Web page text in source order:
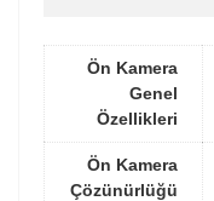
Ön Kamera
Genel
Özellikleri
Ön Kamera
Çözünürlüğü